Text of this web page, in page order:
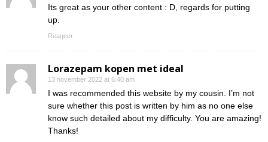
Its great as your other content : D, regards for putting
up.
Reageer
Lorazepam kopen met ideal
13 november 2022 at 6:40 am
I was recommended this website by my cousin. I’m not
sure whether this post is written by him as no one else
know such detailed about my difficulty. You are amazing!
Thanks!